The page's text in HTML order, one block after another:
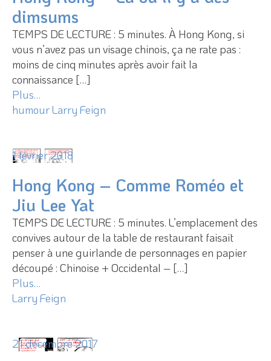
dimsums
TEMPS DE LECTURE : 5 minutes. À Hong Kong, si
vous n’avez pas un visage chinois, ça ne rate pas :
moins de cinq minutes après avoir fait la
connaissance […]
Plus…
humourLarry Feign
1 février 2018
Hong Kong – Comme Roméo et
Jiu Lee Yat
TEMPS DE LECTURE : 5 minutes. L’emplacement des
convives autour de la table de restaurant faisait
penser à une guirlande de personnages en papier
découpé : Chinoise + Occidental – […]
Plus…
Larry Feign
21 décembre 2017